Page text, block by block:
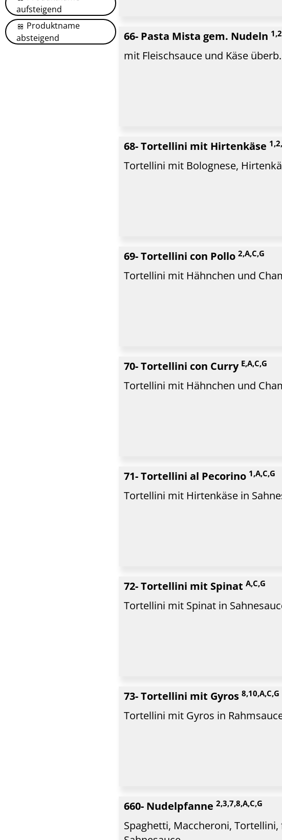
aufsteigend
Produktname
absteigend
66- Pasta Mista gem. Nudeln
mit Fleischsauce und Käse überb.
68- Tortellini mit Hirtenkäse
Tortellini mit Bolognese,
69- Tortellini con Pollo 2,A,C,G
Tortellini mit Hähnchen und
70- Tortellini con Curry E,A,C,G
Tortellini mit Hähnchen und
71- Tortellini al Pecorino 1,A,C,G
Tortellini mit Hirtenkäse in
72- Tortellini mit Spinat A,C,G
Tortellini mit Spinat in
73- Tortellini mit Gyros 8,10,A,C,G
Tortellini mit Gyros in
660- Nudelpfanne 2,3,7,8,A,C,G
Spaghetti, Maccheroni,